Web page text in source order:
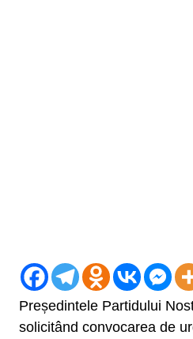
Președintele Partidului
solicitând convocarea de